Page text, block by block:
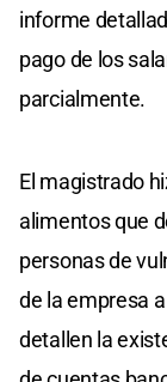
informe
pago de los
parcialmente.
El magistrado
alimentos que
personas de
de la empresa
detallen la